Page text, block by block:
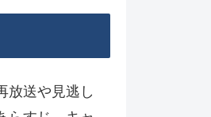
放送や見逃し